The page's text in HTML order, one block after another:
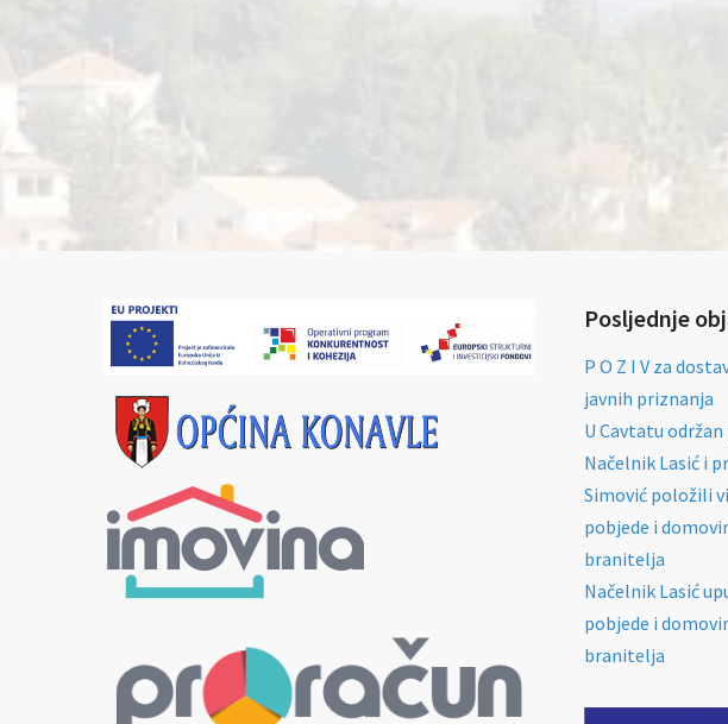
Posljednje
P O Z I V za
javnih priznanja
U Cavtatu
Načelnik Lasić i
Simović položili
pobjede i
branitelja
Načelnik Lasić
pobjede i
branitelja